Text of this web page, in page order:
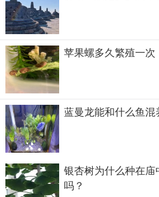
尤其是日本的漫画形象，萌化的招
要说是什么品种，大概是什么品种
胖圆懒，招财就好了。
招财猫摇手好还是不摇手好？
苹果螺多久繁殖一次
蓝曼龙能和什么鱼
银杏树为什么种在
吗？